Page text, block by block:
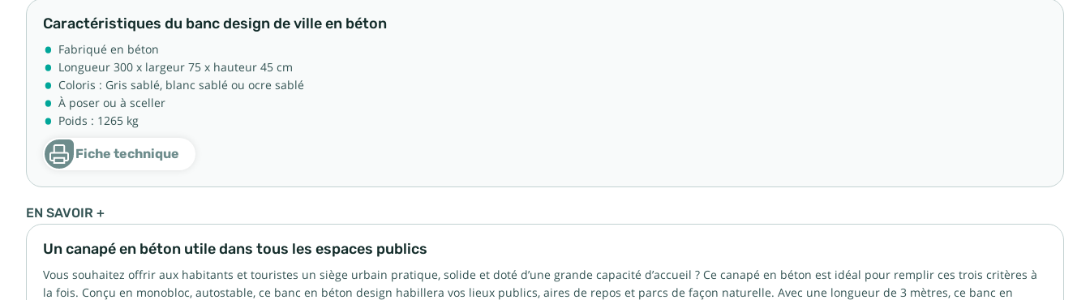
Caractéristiques du banc design de ville en béton
Fabriqué en béton
Longueur 300 x largeur 75 x hauteur 45 cm
Coloris : Gris sablé, blanc sablé ou ocre sablé
À poser ou à sceller
Poids : 1265 kg
Fiche technique
EN SAVOIR +
Un canapé en béton utile dans tous les espaces publics
Vous souhaitez offrir aux habitants et touristes un siège urbain pratique, solide et doté d’une grande capacité d’accueil ? Ce canapé en béton est idéal pour remplir ces trois critères à
la fois. Conçu en monobloc, autostable, ce banc en béton design habillera vos lieux publics, aires de repos et parcs de façon naturelle. Avec une longueur de 3 mètres, ce banc en